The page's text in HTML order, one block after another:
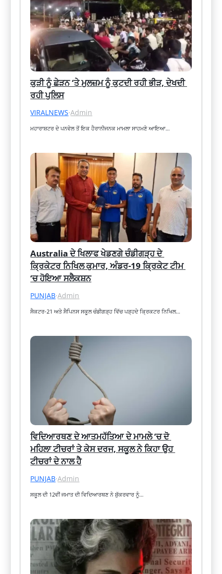
ਕੁੜੀ ਨੂੰ ਛੇੜਨ ‘ਤੇ ਮੁਲਜ਼ਮ ਨੂੰ ਕੁਟਦੀ ਰਹੀ ਭੀੜ, ਦੇਖਦੀ
ਰਹੀ ਪੁਲਿਸ
VIRALNEWS·Admin
ਮਹਾਰਾਸ਼ਟਰ ਦੇ ਪਨਵੇਲ ਤੋਂ ਇਕ ਹੈਰਾਨੀਜਨਕ ਮਾਮਲਾ ਸਾਹਮਣੇ ਆਇਆ…
Australia ਦੇ ਖਿਲਾਫ ਖੇਡਣਗੇ ਚੰਡੀਗੜ੍ਹ ਦੇ
ਕ੍ਰਿਕੇਟਰ ਨਿਖਿਲ ਕੁਮਾਰ, ਅੰਡਰ-19 ਕ੍ਰਿਕੇਟ ਟੀਮ
‘ਚ ਹੋਇਆ ਸਲੈਕਸ਼ਨ
PUNJAB·Admin
ਸੈਕਟਰ-21 ਅਤੇ ਸੈਪਿਨਸ ਸਕੂਲ ਚੰਡੀਗੜ੍ਹ ਵਿੱਚ ਪੜ੍ਹਦੇ ਕ੍ਰਿਕਟਰ ਨਿਖਿਲ…
ਵਿਦਿਆਰਥਣ ਦੇ ਆਤਮਹੱਤਿਆ ਦੇ ਮਾਮਲੇ ‘ਚ ਦੋ
ਮਹਿਲਾ ਟੀਚਰਾਂ ਤੇ ਕੇਸ ਦਰਜ, ਸਕੂਲ ਨੇ ਕਿਹਾ ਉਹ
ਟੀਚਰਾਂ ਦੇ ਨਾਲ ਹੈ
PUNJAB·Admin
ਸਕੂਲ ਦੀ 12ਵੀਂ ਜਮਾਤ ਦੀ ਵਿਦਿਆਰਥਣ ਨੇ ਸ਼ੁੱਕਰਵਾਰ ਨੂੰ…